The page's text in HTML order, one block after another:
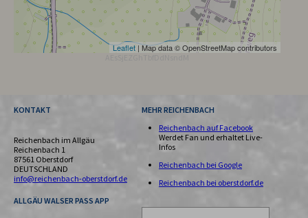
Leaflet | Map data © OpenStreetMap contributors
KONTAKT
Reichenbach im Allgäu
Reichenbach 1
87561 Oberstdorf
DEUTSCHLAND
info@reichenbach-oberstdorf.de
MEHR REICHENBACH
Reichenbach auf Facebook
Werdet Fan und erhaltet Live-
Infos
Reichenbach bei Google
Reichenbach bei oberstdorf.de
ALLGÄU WALSER PASS APP